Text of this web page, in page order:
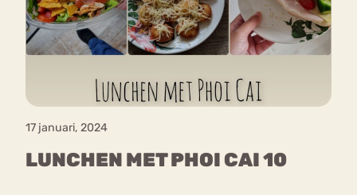
17 januari, 2024
LUNCHEN MET PHOI CAI 10
Chat
Forum
Bouli
osa
Eetstoornis Anorexia Nervosa
Eetbuien
Orthorexia
Afvallen Angst